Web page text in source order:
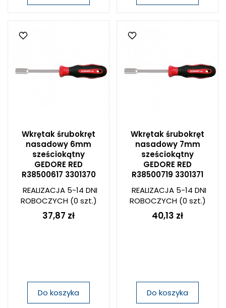
Wkrętak śrubokręt
nasadowy 6mm
sześciokątny
GEDORE RED
R38500617 3301370
REALIZACJA 5-14 DNI
ROBOCZYCH(0 szt.)
37,87 zł
Do koszyka
Wkrętak śrubokręt
nasadowy 7mm
sześciokątny
GEDORE RED
R38500719 3301371
REALIZACJA 5-14 DNI
ROBOCZYCH(0 szt.)
40,13 zł
Do koszyka